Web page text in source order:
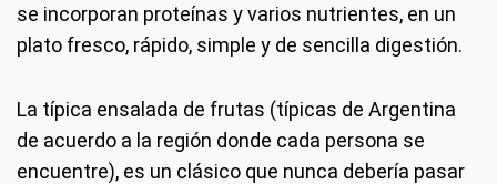
se incorporan proteínas y varios nutrientes, en un
plato fresco, rápido, simple y de sencilla digestión.
La típica ensalada de frutas (típicas de Argentina
de acuerdo a la región donde cada persona se
encuentre), es un clásico que nunca debería pasar